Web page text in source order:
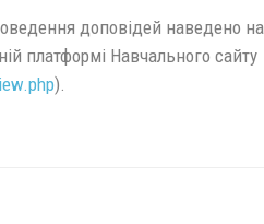
доповідей наведено на
платформі Навчального сайту
).